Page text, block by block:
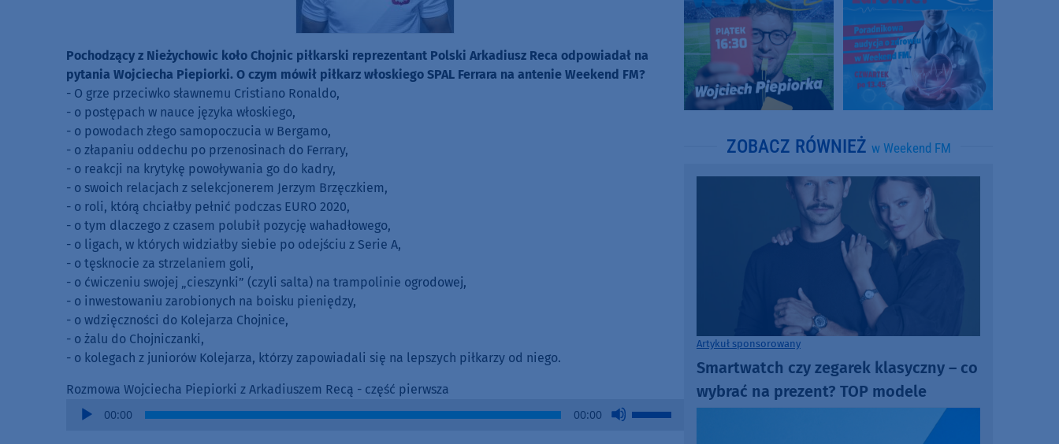
Pochodzący z Nieżychowic koło Chojnic piłkarski reprezentant Polski Arkadiusz Reca odpowiadał na
pytania Wojciecha Piepiorki. O czym mówił piłkarz włoskiego SPAL Ferrara na antenie Weekend FM?
- O grze przeciwko sławnemu Cristiano Ronaldo,
- o postępach w nauce języka włoskiego,
- o powodach złego samopoczucia w Bergamo,
- o złapaniu oddechu po przenosinach do Ferrary,
- o reakcji na krytykę powoływania go do kadry,
- o swoich relacjach z selekcjonerem Jerzym Brzęczkiem,
- o roli, którą chciałby pełnić podczas EURO 2020,
- o tym dlaczego z czasem polubił pozycję wahadłowego,
- o ligach, w których widziałby siebie po odejściu z Serie A,
- o tęsknocie za strzelaniem goli,
- o ćwiczeniu swojej „cieszynki” (czyli salta) na trampolinie ogrodowej,
- o inwestowaniu zarobionych na boisku pieniędzy,
- o wdzięczności do Kolejarza Chojnice,
- o żalu do Chojniczanki,
- o kolegach z juniorów Kolejarza, którzy zapowiadali się na lepszych piłkarzy od niego.
Rozmowa Wojciecha Piepiorki z Arkadiuszem Recą - część pierwsza
Audio
00:00 00:00
Use
ZOBACZ RÓWNIEŻ w Weekend FM
Artykuł sponsorowany
Smartwatch czy zegarek klasyczny – co
wybrać na prezent? TOP modele